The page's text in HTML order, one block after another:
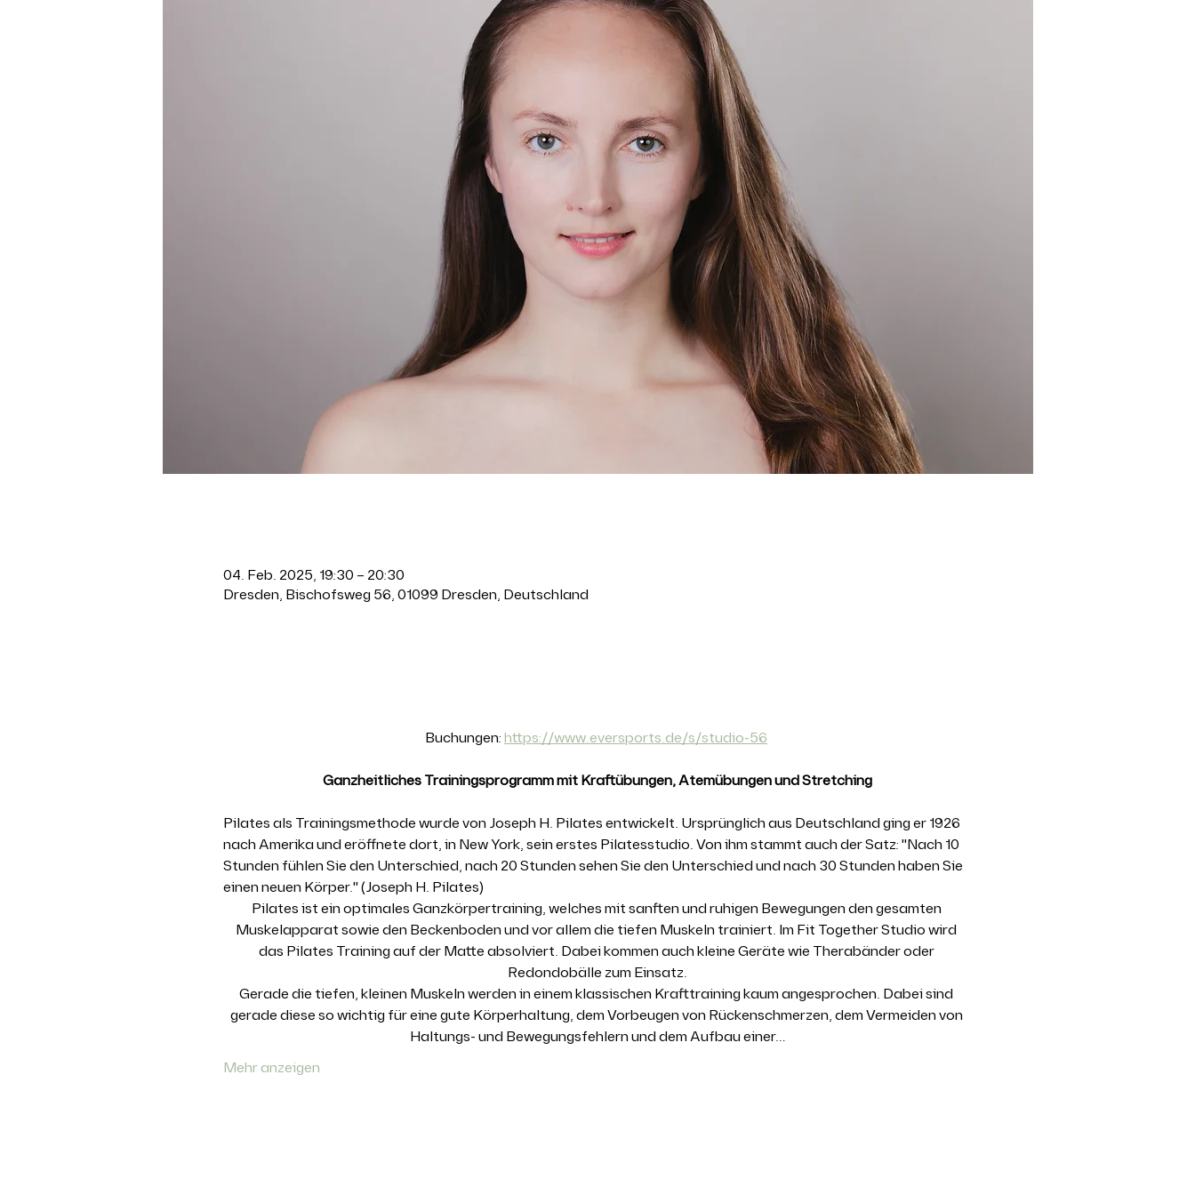
04. Feb. 2025, 19:30 – 20:30
Dresden, Bischofsweg 56, 01099 Dresden, Deutschland
Buchungen: https://www.eversports.de/s/studio-56
Ganzheitliches Trainingsprogramm mit Kraftübungen, Atemübungen und Stretching
Pilates als Trainingsmethode wurde von Joseph H. Pilates entwickelt. Ursprünglich aus Deutschland ging er 1926
nach Amerika und eröffnete dort, in New York, sein erstes Pilatesstudio. Von ihm stammt auch der Satz: "Nach 10
Stunden fühlen Sie den Unterschied, nach 20 Stunden sehen Sie den Unterschied und nach 30 Stunden haben Sie
einen neuen Körper." (Joseph H. Pilates)
Pilates ist ein optimales Ganzkörpertraining, welches mit sanften und ruhigen Bewegungen den gesamten
Muskelapparat sowie den Beckenboden und vor allem die tiefen Muskeln trainiert. Im Fit Together Studio wird
das Pilates Training auf der Matte absolviert. Dabei kommen auch kleine Geräte wie Therabänder oder
Redondobälle zum Einsatz.
Gerade die tiefen, kleinen Muskeln werden in einem klassischen Krafttraining kaum angesprochen. Dabei sind
gerade diese so wichtig für eine gute Körperhaltung, dem Vorbeugen von Rückenschmerzen, dem Vermeiden von
Haltungs- und Bewegungsfehlern und dem Aufbau einer…
Mehr anzeigen